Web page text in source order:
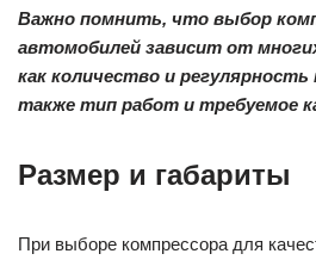
Важно помнить, что выбор
автомобилей зависит от
как количество и
также тип работ и требуемое
Размер и габариты
При выборе компрессора для